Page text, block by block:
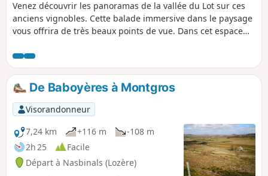
Venez découvrir les panoramas de la vallée du Lot sur ces
anciens vignobles. Cette balade immersive dans le paysage
vous offrira de très beaux points de vue. Dans cet espace
Aux cascades de Gachou, vous pourrez vous offrir un
moment de fraîcheur et de détente. Randonnée très
agréable qui alterne zone ombragées et zones à découvert
avec de très beaux points de vue. Traversée de petits
hameaux. Les routes empruntées ne sont pas très
fréquentées. Les activités de chasse sont indiquées sur les
zones concernées.
De Baboyères à Montgros
Visorandonneur
7,24 km
+116 m
-108 m
2h 25
Facile
Départ à Nasbinals (Lozère)